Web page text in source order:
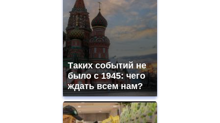
Таких событий не
было с 1945: чего
ждать всем нам?